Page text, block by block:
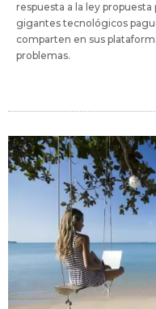
respuesta a la ley propuesta
gigantes tecnológicos
comparten en sus
problemas.